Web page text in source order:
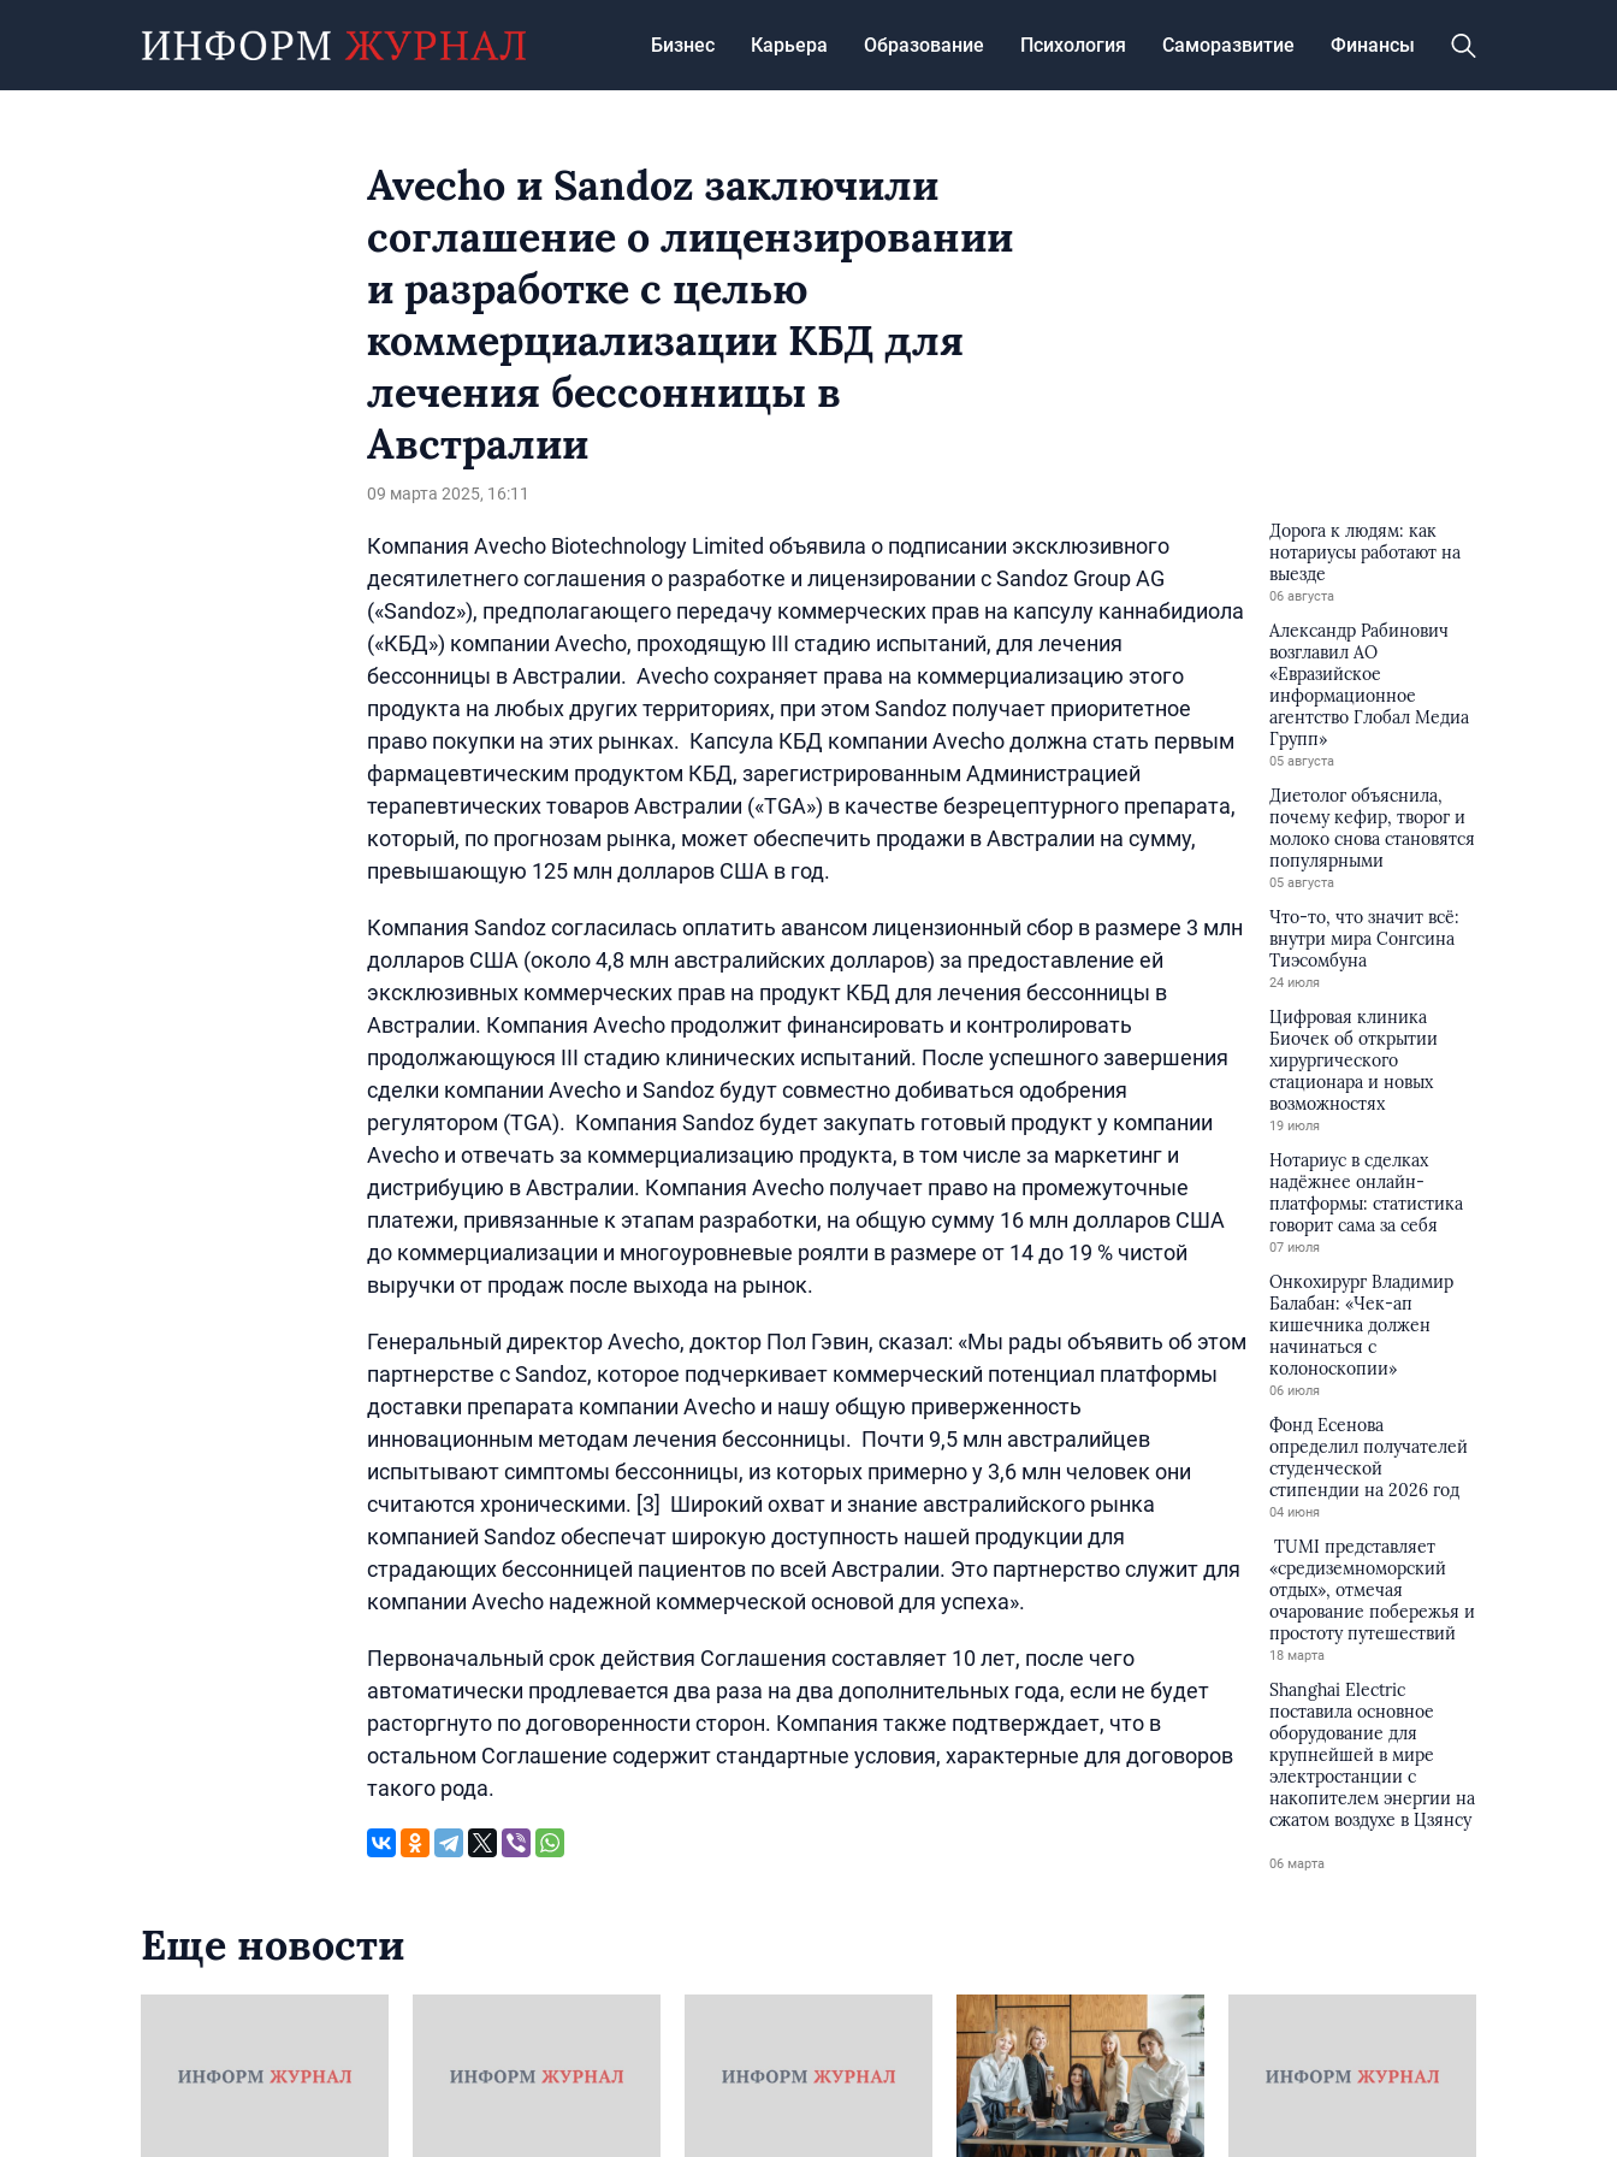
Бизнес Карьера Образование Психология Саморазвитие Финансы
Avecho и Sandoz заключили
соглашение о лицензировании
и разработке с целью
коммерциализации КБД для
лечения бессонницы в
Австралии
09 марта 2025, 16:11
Компания Avecho Biotechnology Limited объявила о подписании эксклюзивного
десятилетнего соглашения о разработке и лицензировании с Sandoz Group AG
(«Sandoz»), предполагающего передачу коммерческих прав на капсулу каннабидиола
(«КБД») компании Avecho, проходящую III стадию испытаний, для лечения
бессонницы в Австралии. Avecho сохраняет права на коммерциализацию этого
продукта на любых других территориях, при этом Sandoz получает приоритетное
право покупки на этих рынках. Капсула КБД компании Avecho должна стать первым
фармацевтическим продуктом КБД, зарегистрированным Администрацией
терапевтических товаров Австралии («TGA») в качестве безрецептурного препарата,
который, по прогнозам рынка, может обеспечить продажи в Австралии на сумму,
превышающую 125 млн долларов США в год.
Компания Sandoz согласилась оплатить авансом лицензионный сбор в размере 3 млн
долларов США (около 4,8 млн австралийских долларов) за предоставление ей
эксклюзивных коммерческих прав на продукт КБД для лечения бессонницы в
Австралии. Компания Avecho продолжит финансировать и контролировать
продолжающуюся III стадию клинических испытаний. После успешного завершения
сделки компании Avecho и Sandoz будут совместно добиваться одобрения
регулятором (TGA). Компания Sandoz будет закупать готовый продукт у компании
Avecho и отвечать за коммерциализацию продукта, в том числе за маркетинг и
дистрибуцию в Австралии. Компания Avecho получает право на промежуточные
платежи, привязанные к этапам разработки, на общую сумму 16 млн долларов США
до коммерциализации и многоуровневые роялти в размере от 14 до 19 % чистой
выручки от продаж после выхода на рынок.
Генеральный директор Avecho, доктор Пол Гэвин, сказал: «Мы рады объявить об этом
партнерстве с Sandoz, которое подчеркивает коммерческий потенциал платформы
доставки препарата компании Avecho и нашу общую приверженность
инновационным методам лечения бессонницы. Почти 9,5 млн австралийцев
испытывают симптомы бессонницы, из которых примерно у 3,6 млн человек они
считаются хроническими. [3] Широкий охват и знание австралийского рынка
компанией Sandoz обеспечат широкую доступность нашей продукции для
страдающих бессонницей пациентов по всей Австралии. Это партнерство служит для
компании Avecho надежной коммерческой основой для успеха».
Первоначальный срок действия Соглашения составляет 10 лет, после чего
автоматически продлевается два раза на два дополнительных года, если не будет
расторгнуто по договоренности сторон. Компания также подтверждает, что в
остальном Соглашение содержит стандартные условия, характерные для договоров
такого рода.
Дорога к людям: как
нотариусы работают на
выезде
06 августа
Александр Рабинович
возглавил АО
«Евразийское
информационное
агентство Глобал Медиа
Групп»
05 августа
Диетолог объяснила,
почему кефир, творог и
молоко снова становятся
популярными
05 августа
Что-то, что значит всё:
внутри мира Сонгсина
Тиэсомбуна
24 июля
Цифровая клиника
Биочек об открытии
хирургического
стационара и новых
возможностях
19 июля
Нотариус в сделках
надёжнее онлайн-
платформы: статистика
говорит сама за себя
07 июля
Онкохирург Владимир
Балабан: «Чек-ап
кишечника должен
начинаться с
колоноскопии»
06 июля
Фонд Есенова
определил получателей
студенческой
стипендии на 2026 год
04 июня
TUMI представляет
«средиземноморский
отдых», отмечая
очарование побережья и
простоту путешествий
18 марта
Shanghai Electric
поставила основное
оборудование для
крупнейшей в мире
электростанции с
накопителем энергии на
сжатом воздухе в Цзянсу
06 марта
Еще новости